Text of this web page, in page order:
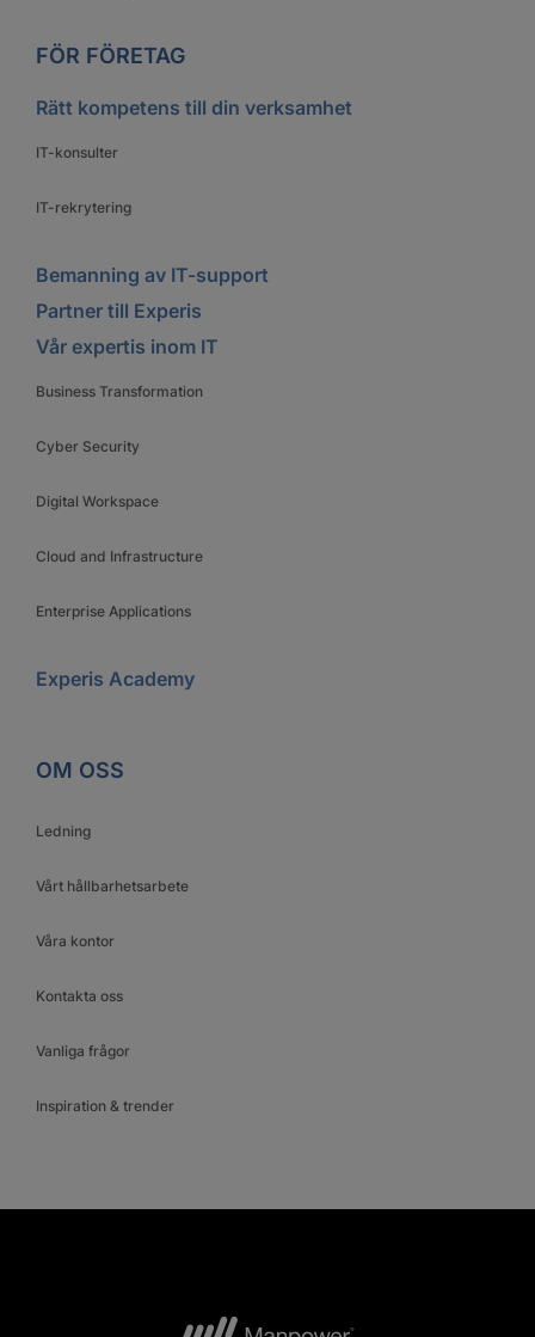
FÖR FÖRETAG
Rätt kompetens till din verksamhet
IT-konsulter
IT-rekrytering
Bemanning av IT-support
Partner till Experis
Vår expertis inom IT
Business Transformation
Cyber Security
Digital Workspace
Cloud and Infrastructure
Enterprise Applications
Experis Academy
OM OSS
Ledning
Vårt hållbarhetsarbete
Våra kontor
Kontakta oss
Vanliga frågor
Inspiration & trender